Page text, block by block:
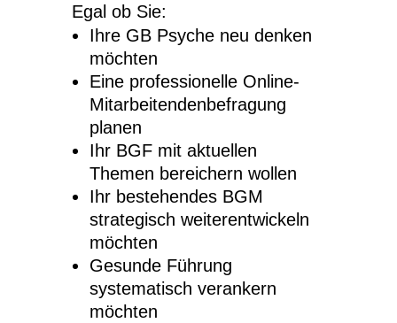
Egal ob Sie:
Ihre GB Psyche neu denken
möchten
Eine professionelle Online-
Mitarbeitendenbefragung
planen
Ihr BGF mit aktuellen
Themen bereichern wollen
Ihr bestehendes BGM
strategisch weiterentwickeln
möchten
Gesunde Führung
systematisch verankern
möchten